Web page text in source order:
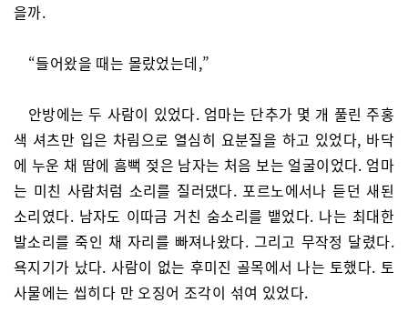
을까.
“들어왔을 때는 몰랐었는데,”
안방에는 두 사람이 있었다. 엄마는 단추가 몇 개 풀린 주홍
색 셔츠만 입은 차림으로 열심히 요분질을 하고 있었다, 바닥
에 누운 채 땀에 흠뻑 젖은 남자는 처음 보는 얼굴이었다. 엄마
는 미친 사람처럼 소리를 질러댔다. 포르노에서나 듣던 새된
소리였다. 남자도 이따금 거친 숨소리를 뱉었다. 나는 최대한
발소리를 죽인 채 자리를 빠져나왔다. 그리고 무작정 달렸다.
욕지기가 났다. 사람이 없는 후미진 골목에서 나는 토했다. 토
사물에는 씹히다 만 오징어 조각이 섞여 있었다.